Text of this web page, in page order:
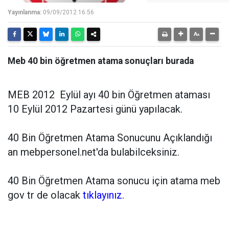
Yayınlanma: 09/09/2012 16:56
Meb 40 bin öğretmen atama sonuçları burada
MEB 2012 Eylül ayı 40 bin Öğretmen ataması
10 Eylül 2012 Pazartesi günü yapılacak.
40 Bin Öğretmen Atama Sonucunu Açıklandığı
an mebpersonel.net'da bulabilceksiniz.
40 Bin Öğretmen Atama sonucu için atama meb
gov tr de olacak tıklayınız.